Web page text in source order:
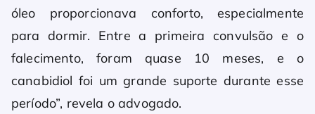
óleo proporcionava conforto, especialmente
para dormir. Entre a primeira convulsão e o
falecimento, foram quase 10 meses, e o
canabidiol foi um grande suporte durante esse
período”, revela o advogado.